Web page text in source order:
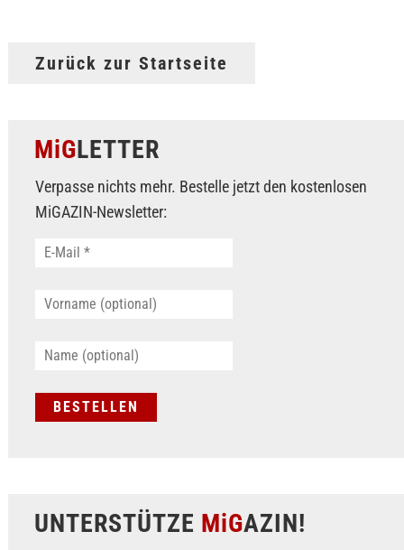
Zurück zur Startseite
MiGLETTER
Verpasse nichts mehr. Bestelle jetzt den kostenlosen
MiGAZIN-Newsletter:
UNTERSTÜTZE MiGAZIN!